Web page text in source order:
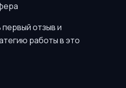
отзыв и
работы в это